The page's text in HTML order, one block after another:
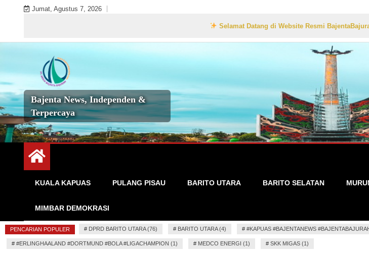
Jumat, Agustus 7, 2026
Selamat Datang di Website Resmi BajentaBajurah.com
Bajenta News, Independen &
Terpercaya
KUALA KAPUAS PULANG PISAU BARITO UTARA BARITO SELATAN
MIMBAR DEMOKRASI
PENCARIAN POPULER # DPRD BARITO UTARA (76) # BARITO UTARA (4) # #KAPUAS #BAJENTANEWS
# #ERLINGHAALAND #DORTMUND #BOLA #LIGACHAMPION (1) # MEDCO ENERGI (1) # SKK MIGAS (1)